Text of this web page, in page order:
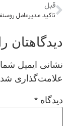
قبل
دیدگاهتان
نشانی ایمیل
علامت‌گذاری
دیدگاه *